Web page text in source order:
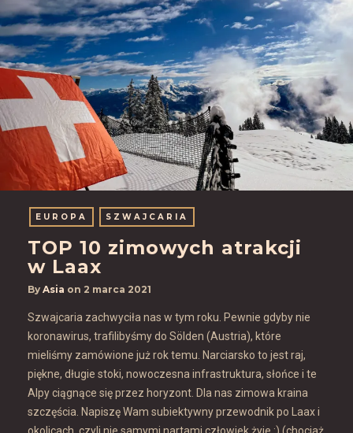
EUROPA SZWAJCARIA
TOP 10 zimowych atrakcji
w Laax
By Asia on 2 marca 2021
Szwajcaria zachwyciła nas w tym roku. Pewnie gdyby nie
koronawirus, trafilibyśmy do Sölden (Austria), które
mieliśmy zamówione już rok temu. Narciarsko to jest raj,
piękne, długie stoki, nowoczesna infrastruktura, słońce i te
Alpy ciągnące się przez horyzont. Dla nas zimowa kraina
szczęścia. Napiszę Wam subiektywny przewodnik po Laax i